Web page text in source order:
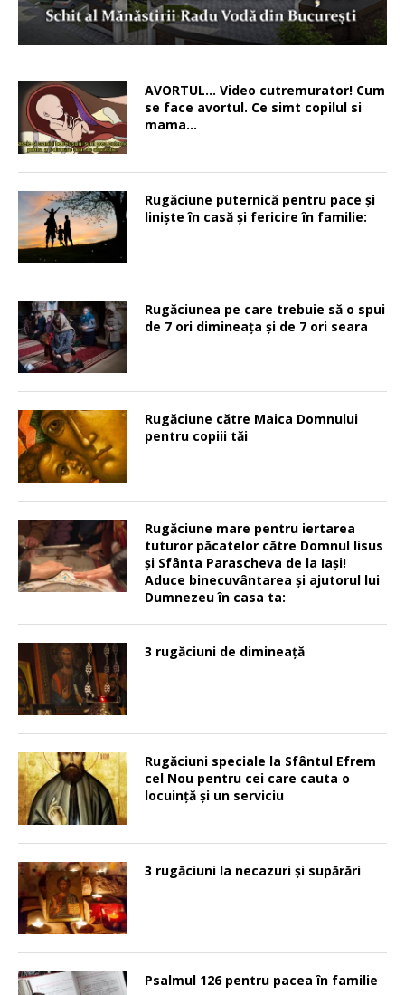
AVORTUL… Video cutremurator! Cum
se face avortul. Ce simt copilul si
mama…
Rugăciune puternică pentru pace şi
linişte în casă şi fericire în familie:
Rugăciunea pe care trebuie să o spui
de 7 ori dimineața și de 7 ori seara
Rugăciune către Maica Domnului
pentru copiii tăi
Rugăciune mare pentru iertarea
tuturor păcatelor către Domnul Iisus
şi Sfânta Parascheva de la Iaşi!
Aduce binecuvântarea şi ajutorul lui
Dumnezeu în casa ta:
3 rugăciuni de dimineață
Rugăciuni speciale la Sfântul Efrem
cel Nou pentru cei care cauta o
locuinţă şi un serviciu
3 rugăciuni la necazuri și supărări
Psalmul 126 pentru pacea în familie